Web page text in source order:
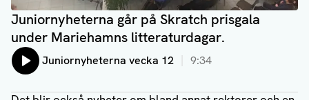
Juniornyheterna går på Skratch prisgala
under Mariehamns litteraturdagar.
Lyssna på:
Juniornyheterna vecka 12 9:34